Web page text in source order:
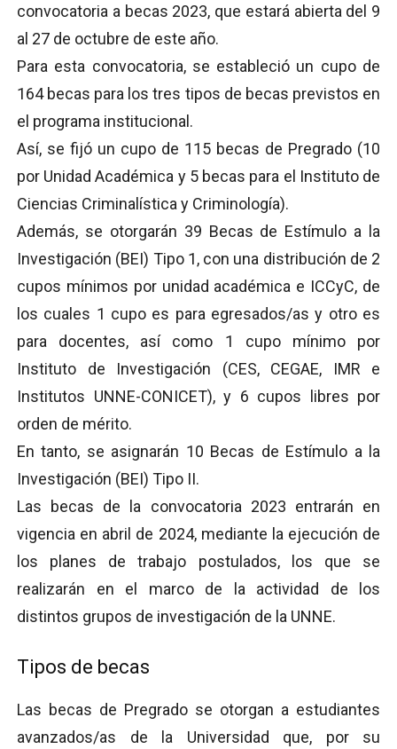
convocatoria a becas 2023, que estará abierta del 9
al 27 de octubre de este año.
Para esta convocatoria, se estableció un cupo de
164 becas para los tres tipos de becas previstos en
el programa institucional.
Así, se fijó un cupo de 115 becas de Pregrado (10
por Unidad Académica y 5 becas para el Instituto de
Ciencias Criminalística y Criminología).
Además, se otorgarán 39 Becas de Estímulo a la
Investigación (BEI) Tipo 1, con una distribución de 2
cupos mínimos por unidad académica e ICCyC, de
los cuales 1 cupo es para egresados/as y otro es
para docentes, así como 1 cupo mínimo por
Instituto de Investigación (CES, CEGAE, IMR e
Institutos UNNE-CONICET), y 6 cupos libres por
orden de mérito.
En tanto, se asignarán 10 Becas de Estímulo a la
Investigación (BEI) Tipo II.
Las becas de la convocatoria 2023 entrarán en
vigencia en abril de 2024, mediante la ejecución de
los planes de trabajo postulados, los que se
realizarán en el marco de la actividad de los
distintos grupos de investigación de la UNNE.
Tipos de becas
Las becas de Pregrado se otorgan a estudiantes
avanzados/as de la Universidad que, por su